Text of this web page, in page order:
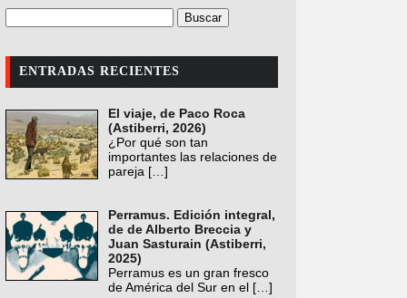
ENTRADAS RECIENTES
El viaje, de Paco Roca
(Astiberri, 2026)
¿Por qué son tan
importantes las relaciones de
pareja […]
Perramus. Edición integral,
de de Alberto Breccia y
Juan Sasturain (Astiberri,
2025)
Perramus es un gran fresco
de América del Sur en el […]